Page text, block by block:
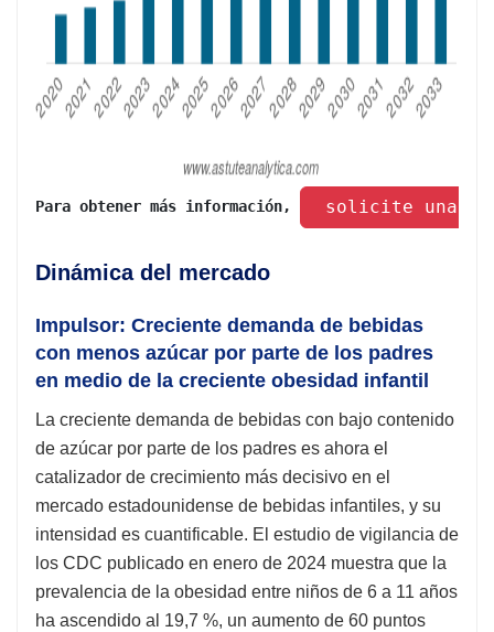
Para obtener más información, solicite una
Dinámica del mercado
Impulsor: Creciente demanda de bebidas
con menos azúcar por parte de los padres
en medio de la creciente obesidad infantil
La creciente demanda de bebidas con bajo contenido
de azúcar por parte de los padres es ahora el
catalizador de crecimiento más decisivo en el
mercado estadounidense de bebidas infantiles, y su
intensidad es cuantificable. El estudio de vigilancia de
los CDC publicado en enero de 2024 muestra que la
prevalencia de la obesidad entre niños de 6 a 11 años
ha ascendido al 19,7 %, un aumento de 60 puntos